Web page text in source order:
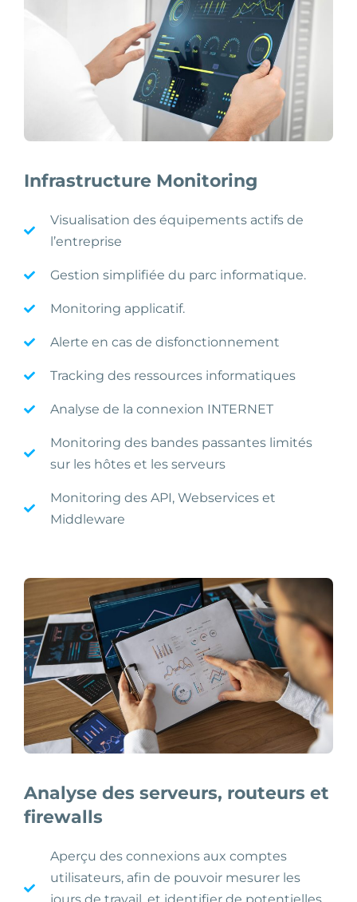
Infrastructure Monitoring
Visualisation des équipements actifs de
l’entreprise
Gestion simplifiée du parc informatique.
Monitoring applicatif.
Alerte en cas de disfonctionnement
Tracking des ressources informatiques
Analyse de la connexion INTERNET
Monitoring des bandes passantes limités
sur les hôtes et les serveurs
Monitoring des API, Webservices et
Middleware
Analyse des serveurs, routeurs et
firewalls
Aperçu des connexions aux comptes
utilisateurs, afin de pouvoir mesurer les